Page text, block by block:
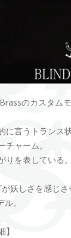
のカスタム
に言うトランス
チャーム。
を表している。
妖しさを感じ
。
】